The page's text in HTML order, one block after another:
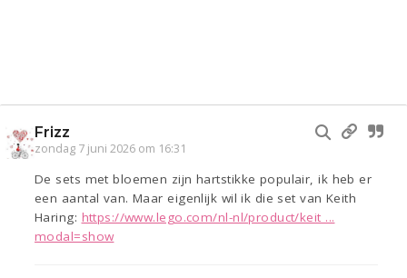
Frizz
zondag 7 juni 2026 om 16:31
De sets met bloemen zijn hartstikke populair, ik heb er
een aantal van. Maar eigenlijk wil ik die set van Keith
Haring: https://www.lego.com/nl-nl/product/keit ...
modal=show